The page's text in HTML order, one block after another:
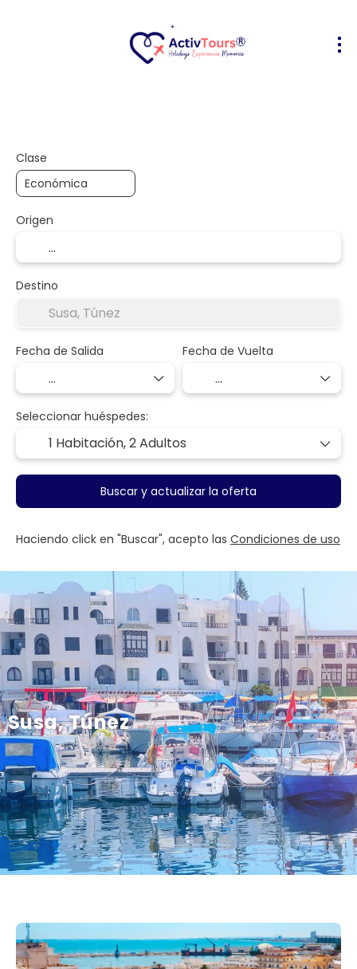
Susa, Túnez
Clase
Origen
Destino
Fecha de Salida Fecha de Vuelta
Seleccionar huéspedes:
1 Habitación,2 Adultos
Buscar y actualizar la oferta
Haciendo click en "Buscar", acepto las Condiciones de uso